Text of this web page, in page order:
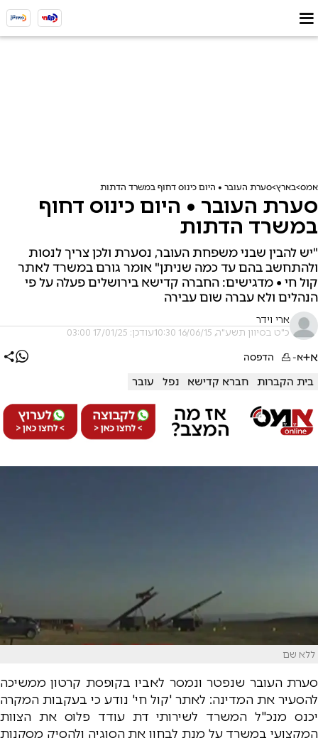
אמס בארץ סערת העובר • היום כינוס דחוף במשרד הדתות
סערת העובר • היום כינוס דחוף
במשרד הדתות
"יש להבין שבני משפחת העובר, נסערת ולכן צריך לנסות
ולהתחשב בהם עד כמה שניתן" אומר גורם במשרד לאתר
קול חי • מדגישים: החברה קדישא בירושלים פעלה על פי
הנהלים ולא עברה שום עבירה
ארי וידר
כ"ט בסיוון תשע"ה, 16/06/15 10:30 עודכן: 17/01/25 03:00
א+א- הדפסה
בית הקברות חברא קדישא נפל עובר
ללא שם
סערת העובר שנפטר ונמסר לאביו בקופסת קרטון ממשיכה
להסעיר את המדינה: לאתר 'קול חי' נודע כי בעקבות המקרה
יכנס מנכ"ל המשרד לשירותי דת עודד פלוס את הצוות
המקצועי במשרד על מנת לבחון את הסוגיה ולהסיק מסקנות